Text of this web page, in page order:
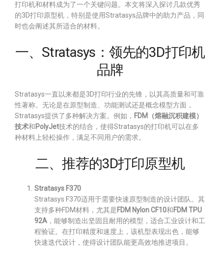
打印机和材料成为了一个关键问题。本文将深入探讨几款优秀
的3D打印原型机，特别是使用Stratasys品牌中的助力产品，同
时也会阐述其所适合的材料。
一、Stratasys：领先的3D打印机
品牌
Stratasys一直以来都是3D打印行业的先锋，以其高质量和可靠
性著称。无论是在原型制造、功能测试还是概念模型方面，
Stratasys提供了多种解决方案。例如， FDM（熔融沉积建模）
技术和PolyJet技术的结合，使得Stratasys的打印机可以在多
种材料上轻松操作，满足不同用户的需求。
二、推荐的3D打印原型机
Stratasys F370
Stratasys F370适用于需要快速原型制造的设计团队。其
支持多种FDM材料，尤其是FDM Nylon CF10和FDM TPU
92A ，能够制造出坚固且耐用的模型，适合工业设计和工
程验证。在打印精度和速度上，该机型表现出色，能够
快速迭代设计，使得设计团队能更高效地推进项目。